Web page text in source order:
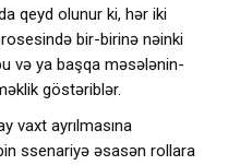
qeyd olunur ki, hər iki
bir-birinə nəinki
və ya başqa məsələnin-
göstəriblər.
vaxt ayrılmasına
ssenariyə əsasən rollara